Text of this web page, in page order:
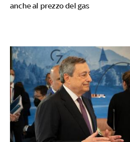
anche al prezzo del gas